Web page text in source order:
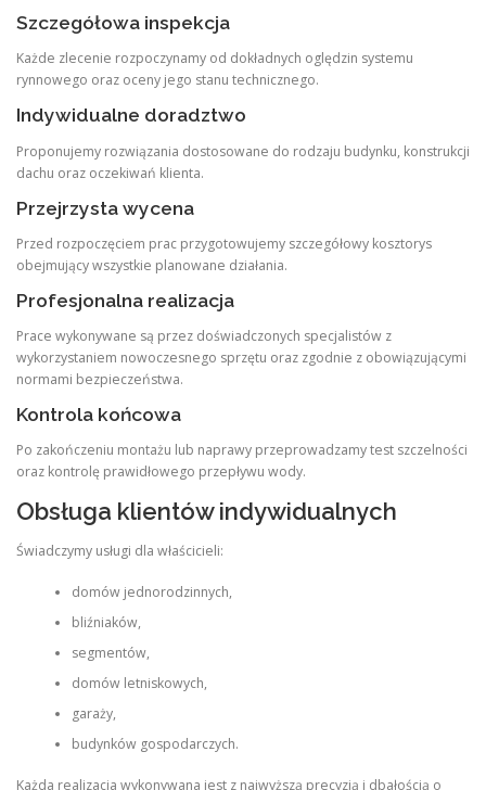
Szczegółowa inspekcja
Każde zlecenie rozpoczynamy od dokładnych oględzin systemu
rynnowego oraz oceny jego stanu technicznego.
Indywidualne doradztwo
Proponujemy rozwiązania dostosowane do rodzaju budynku, konstrukcji
dachu oraz oczekiwań klienta.
Przejrzysta wycena
Przed rozpoczęciem prac przygotowujemy szczegółowy kosztorys
obejmujący wszystkie planowane działania.
Profesjonalna realizacja
Prace wykonywane są przez doświadczonych specjalistów z
wykorzystaniem nowoczesnego sprzętu oraz zgodnie z obowiązującymi
normami bezpieczeństwa.
Kontrola końcowa
Po zakończeniu montażu lub naprawy przeprowadzamy test szczelności
oraz kontrolę prawidłowego przepływu wody.
Obsługa klientów indywidualnych
Świadczymy usługi dla właścicieli:
domów jednorodzinnych,
bliźniaków,
segmentów,
domów letniskowych,
garaży,
budynków gospodarczych.
Każda realizacja wykonywana jest z najwyższą precyzją i dbałością o